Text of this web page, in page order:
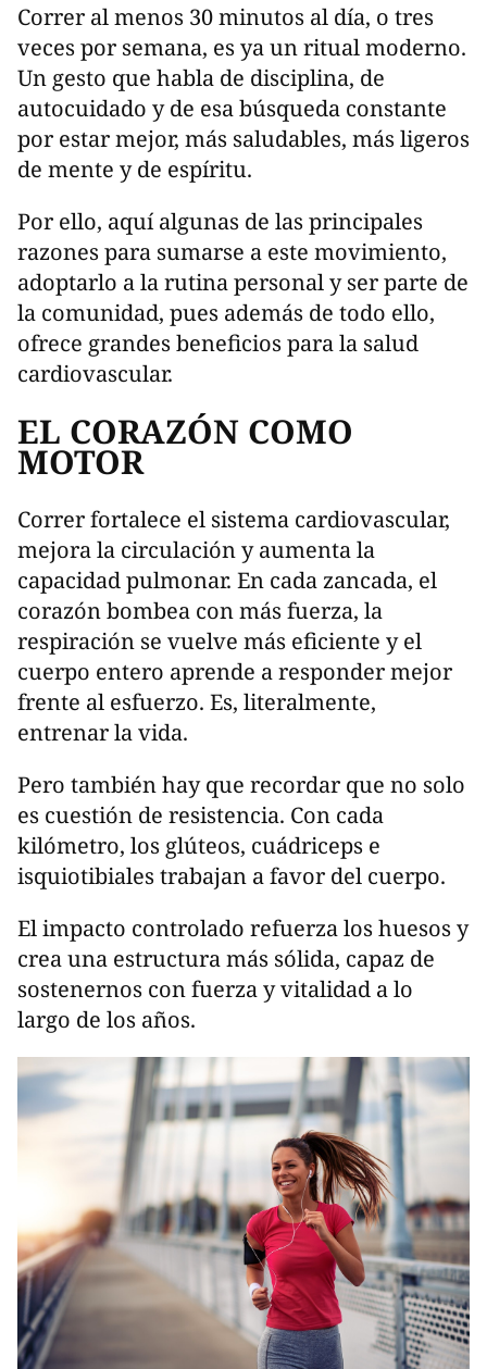
Correr al menos 30 minutos al día, o tres
veces por semana, es ya un ritual moderno.
Un gesto que habla de disciplina, de
autocuidado y de esa búsqueda constante
por estar mejor, más saludables, más ligeros
de mente y de espíritu.
Por ello, aquí algunas de las principales
razones para sumarse a este movimiento,
adoptarlo a la rutina personal y ser parte de
la comunidad, pues además de todo ello,
ofrece grandes beneficios para la salud
cardiovascular.
EL CORAZÓN COMO
MOTOR
Correr fortalece el sistema cardiovascular,
mejora la circulación y aumenta la
capacidad pulmonar. En cada zancada, el
corazón bombea con más fuerza, la
respiración se vuelve más eficiente y el
cuerpo entero aprende a responder mejor
frente al esfuerzo. Es, literalmente,
entrenar la vida.
Pero también hay que recordar que no solo
es cuestión de resistencia. Con cada
kilómetro, los glúteos, cuádriceps e
isquiotibiales trabajan a favor del cuerpo.
El impacto controlado refuerza los huesos y
crea una estructura más sólida, capaz de
sostenernos con fuerza y vitalidad a lo
largo de los años.